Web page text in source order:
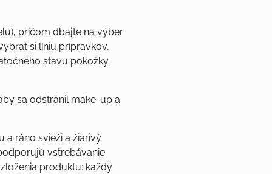
pričom dbajte na výber
si líniu prípravkov,
stavu pokožky.
sa odstránil make-up a
a ráno svieži a žiarivý
vstrebávanie
produktu: každý